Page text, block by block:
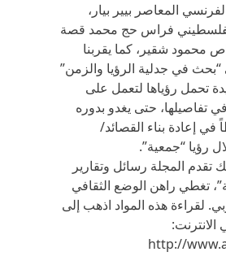
المعاصر بيير بيار،
فراس حج محمد قصة
محمود شقير، كما يقربنا
في جدلية الرؤيا والزمن”
تحمل رؤياها لتعمل على
تفاصيلها، حتى يغدو بدوره
إعادة بناء القصائد/
رؤيا “جمعية”.
تقدم المجلة رسائل وتقارير
تغطي راهن الوضع الثقافي
لقراءة هذه المواد اذهب إلى
http://